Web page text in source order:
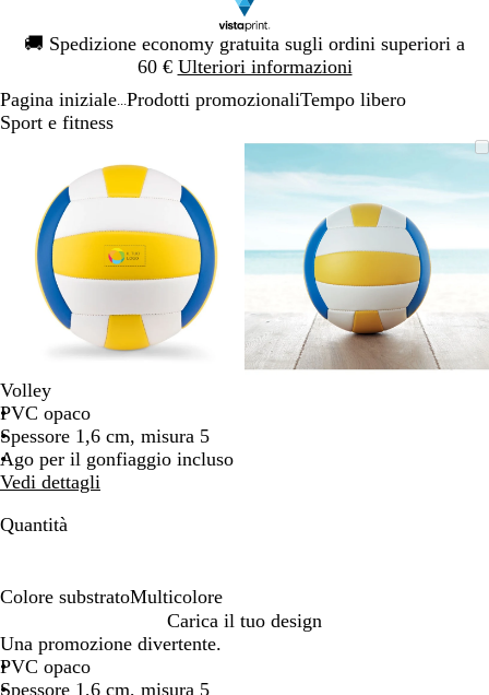
🚚 Spedizione economy gratuita sugli ordini superiori a
60 € Ulteriori informazioni
Diapositiva
1
Pagina iniziale Prodotti promozionaliTempo libero
Sport e fitness
può
essere
ingrandita
a
minimo
per
allargare
i
comandi
e
+
per
ingrandire
ridurre
per
spostarti
L’immagine
essere
ingrandita
Ingrandito
minimo
Clicca
allargare
Usa
comandi
+
+
per
ingrandire
o
ridurre
e
Volley
PVC opaco
Spessore 1,6 cm, misura 5
Ago per il gonfiaggio incluso
Vedi dettagli
Quantità
Colore substratoMulticolore
u
l
t
Carica il tuo design
Una promozione divertente.
PVC opaco
Spessore 1,6 cm, misura 5